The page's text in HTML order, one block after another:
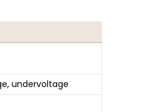
undervoltage